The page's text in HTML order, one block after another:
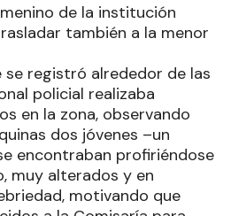
de la institución
también a la menor
se registró alrededor de las
policial realizaba
en la zona, observando
dos jóvenes –un
encontraban profiriéndose
muy alterados y en
motivando que